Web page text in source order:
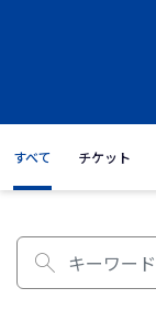
すべて チケット